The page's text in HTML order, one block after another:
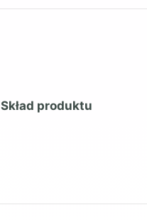
Skład produktu